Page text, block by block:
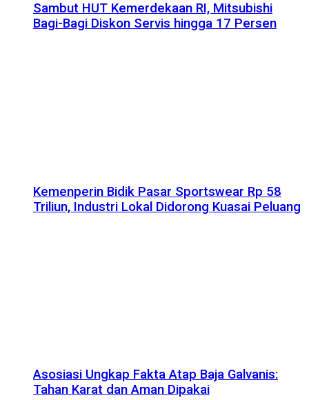
Sambut HUT Kemerdekaan RI, Mitsubishi
Bagi-Bagi Diskon Servis hingga 17 Persen
Kemenperin Bidik Pasar Sportswear Rp 58
Triliun, Industri Lokal Didorong Kuasai Peluang
Asosiasi Ungkap Fakta Atap Baja Galvanis:
Tahan Karat dan Aman Dipakai